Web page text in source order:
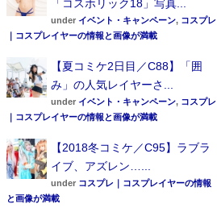
「コスホリック18」写真...
under イベント・キャンペーン, コスプレ
｜コスプレイヤーの情報と画像が満載
【夏コミケ2日目／C88】「囲
み」の人気レイヤーさ...
under イベント・キャンペーン, コスプレ
｜コスプレイヤーの情報と画像が満載
【2018冬コミケ／C95】ラブラ
イブ、アズレン…...
under コスプレ｜コスプレイヤーの情報
と画像が満載